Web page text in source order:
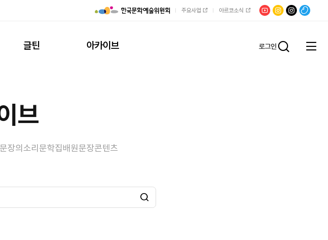
주요사업 아르코소식 유튜브문학광장채널문장
팟빵
글틴 아카이브 로그인
전체
브
문장의소리 문학집배원문장콘텐츠